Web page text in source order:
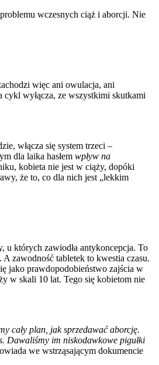
wczesnych ciąż i aborcji. Nie
więc ani owulacja, ani
wyłącza, ze wszystkimi skutkami
włącza się system trzeci –
dla laika hasłem wpływ na
kobieta nie jest w ciąży, dopóki
że to, co dla nich jest „lekkim
u których zawiodła antykoncepcja. To
zawodność tabletek to kwestia czasu.
jako prawdopodobieństwo zajścia w
w skali 10 lat. Tego się kobietom nie
cały plan, jak sprzedawać aborcję.
Dawaliśmy im niskodawkowe pigułki
we wstrząsającym dokumencie